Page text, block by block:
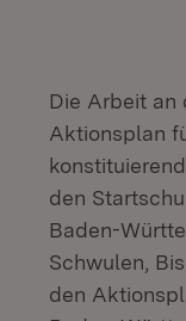
Die Arbeit an
Aktionsplan
den
Baden-
Schwulen,
den